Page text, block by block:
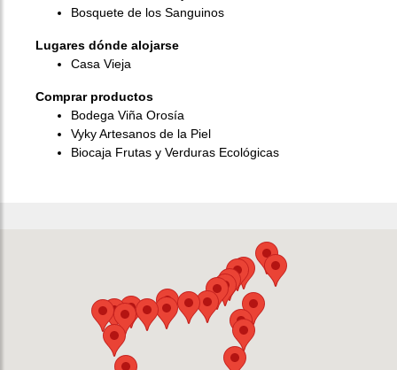
Bosquete de los Sanguinos
Lugares dónde alojarse
Casa Vieja
Comprar productos
Bodega Viña Orosía
Vyky Artesanos de la Piel
Biocaja Frutas y Verduras Ecológicas